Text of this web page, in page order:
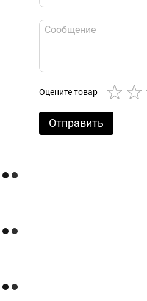
Оцените товар
Отправить